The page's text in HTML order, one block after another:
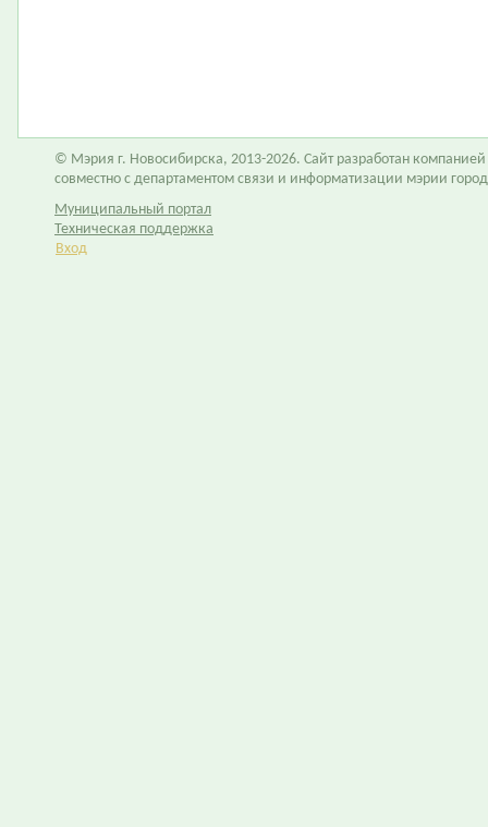
© Мэрия г. Новосибирска, 2013-2026. Сайт разработан компанией
совместно с департаментом связи и информатизации мэрии
Муниципальный портал
Техническая поддержка
Вход